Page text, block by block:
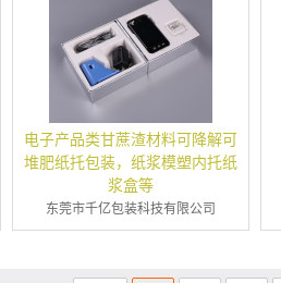
电子产品类甘蔗渣材料可降解可
堆肥纸托包装，纸浆模塑内托纸
浆盒等
东莞市千亿包装科技有限公司